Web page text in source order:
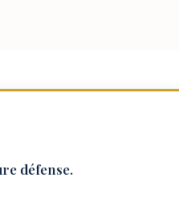
défense.